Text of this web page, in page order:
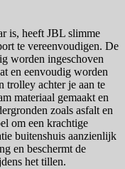
is, heeft JBL slimme
te vereenvoudigen. De
worden ingeschoven
en eenvoudig worden
trolley achter je aan te
materiaal gemaakt en
zoals asfalt en
om een krachtige
buitenshuis aanzienlijk
en beschermt de
het tillen.